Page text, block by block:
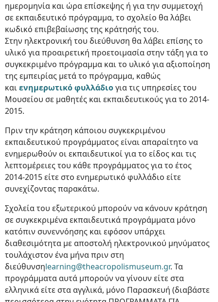
ημερομηνία και ώρα επίσκεψης ή για την συμμετοχή
σε εκπαιδευτικό πρόγραμμα, το σχολείο θα λάβει
κωδικό επιβεβαίωσης της κράτησής του.
Στην ηλεκτρονική του διεύθυνση θα λάβει επίσης το
υλικό για προαιρετική προετοιμασία στην τάξη για το
συγκεκριμένο πρόγραμμα και το υλικό για αξιοποίηση
της εμπειρίας μετά το πρόγραμμα, καθώς
καιενημερωτικό φυλλάδιογια τις υπηρεσίες του
Μουσείου σε μαθητές και εκπαιδευτικούς για το 2014-
2015.
Πριν την κράτηση κάποιου συγκεκριμένου
εκπαιδευτικού προγράμματος είναι απαραίτητο να
ενημερωθούν οι εκπαιδευτικοί για το είδος και τις
λεπτομέρειες του κάθε προγράμματος για το έτος
2014-2015 είτε στο ενημερωτικό φυλλάδιο είτε
συνεχίζοντας παρακάτω.
Σχολεία του εξωτερικού μπορούν να κάνουν κράτηση
σε συγκεκριμένα εκπαιδευτικά προγράμματα μόνο
κατόπιν συνεννόησης και εφόσον υπάρχει
διαθεσιμότητα με αποστολή ηλεκτρονικού μηνύματος
τουλάχιστον ένα μήνα πριν στη
διεύθυνσηlearning@theacropolismuseum.gr. Τα
προγράμματα αυτά μπορούν να γίνουν είτε στα
ελληνικά είτε στα αγγλικά, μόνο Παρασκευή (διαβάστε